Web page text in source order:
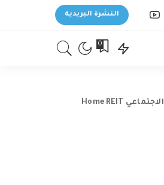
النشرة البريدية
0